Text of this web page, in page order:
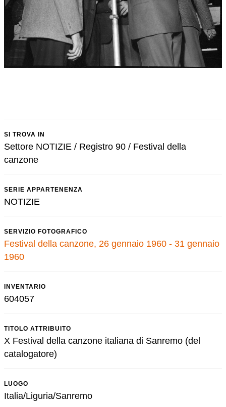
SI TROVA IN
Settore NOTIZIE / Registro 90 / Festival della
canzone
SERIE APPARTENENZA
NOTIZIE
SERVIZIO FOTOGRAFICO
Festival della canzone, 26 gennaio 1960 - 31 gennaio
1960
INVENTARIO
604057
TITOLO ATTRIBUITO
X Festival della canzone italiana di Sanremo (del
catalogatore)
LUOGO
Italia/Liguria/Sanremo